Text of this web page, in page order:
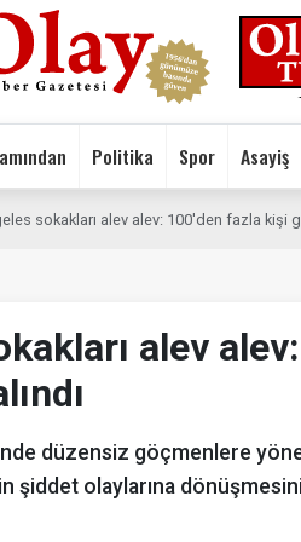
Politika Spor Asayiş
sokakları alev alev: 100'den fazla kişi
alev
düzensiz göçmenlere
olaylarına